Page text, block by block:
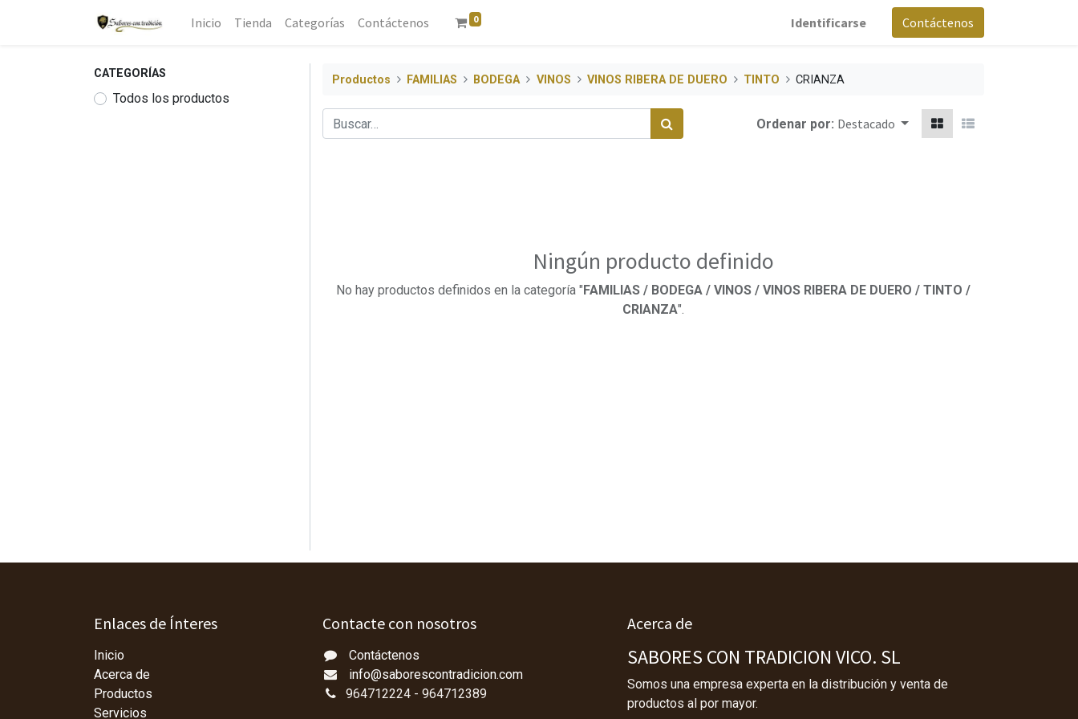
Inicio Tienda Categorías Contáctenos 0 Identificarse Contáctenos
CATEGORÍAS
Todos los productos
Productos FAMILIAS BODEGA VINOS VINOS RIBERA DE DUERO TINTO CRIANZA
Ordenar por: Destacado
Ningún producto definido
No hay productos definidos en la categoría " FAMILIAS / BODEGA / VINOS / VINOS RIBERA DE DUERO / TINTO /
CRIANZA".
Enlaces de Ínteres
Inicio
Acerca de
Productos
Servicios
Contacte con nosotros
Contáctenos
info@saborescontradicion.com
964712224 - 964712389
Acerca de
SABORES CON TRADICION VICO. SL
Somos una empresa experta en la distribución y venta de
productos al por mayor.